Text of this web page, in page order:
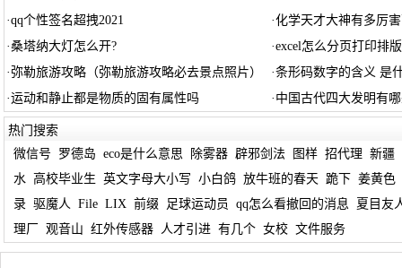
·qq个性签名超拽2021 ·化学天才大神有多厉
·桑塔纳大灯怎么开? ·excel怎么分页打印排版
· 弥勒旅游攻略（弥勒旅游攻略必去景点照片） ·条形码数字的含义 是
·运动和静止都是物质的固有属性吗 · 中国古代四大发明有
热门搜索
微信号
罗德岛 eco是什么意思 除雾器 辟邪剑法 图样 招代理 新疆
水
高校毕业生 英文字母大小写 小白鸽 放牛班的春天 跪下 姜黄色
录 驱魔人 File LIX 前缀 足球运动员 qq怎么看撤回的消息
夏目友
理厂
观音山 红外传感器 人才引进 有几个 女校 文件服务